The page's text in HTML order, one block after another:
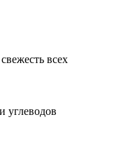
всех
углеводов